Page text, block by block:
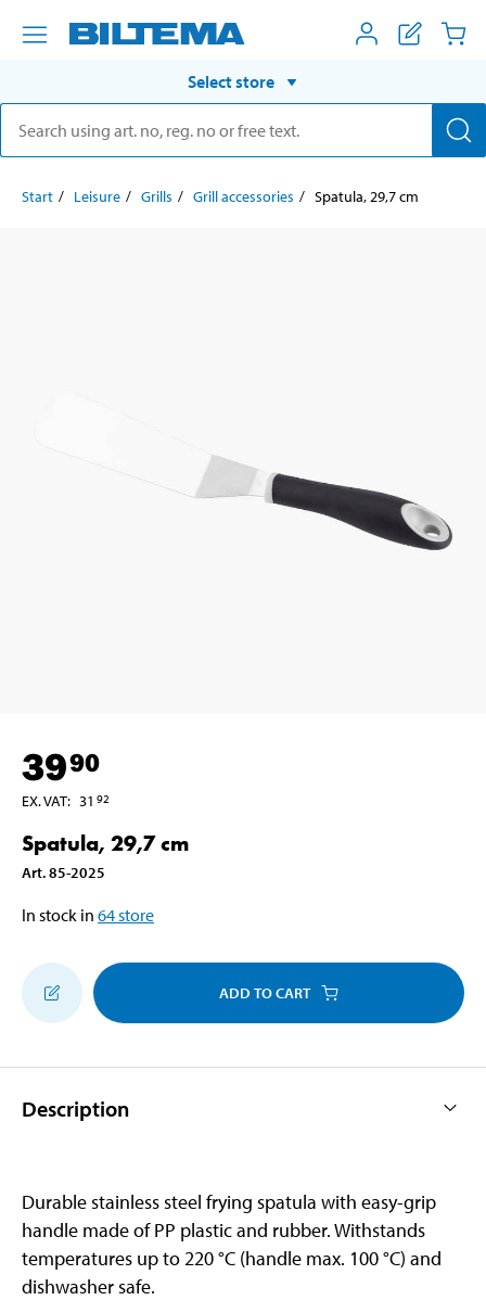
Select store
Start Leisure Grills Grill accessories Spatula, 29,7 cm
3990
EX. VAT: 31 92
Spatula, 29,7 cm
Art.85-2025
In stock in 64store
ADD TO CART
Description
Durable stainless steel frying spatula with easy-grip
handle made of PP plastic and rubber. Withstands
temperatures up to 220 °C (handle max. 100 °C) and
dishwasher safe.